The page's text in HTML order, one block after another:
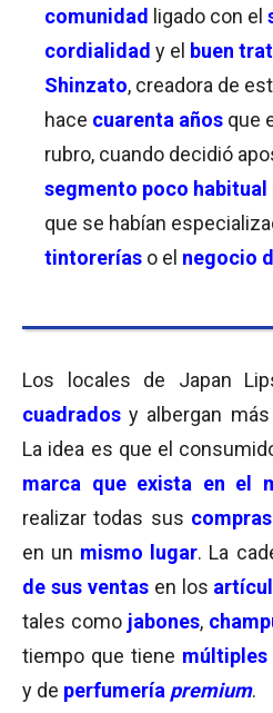
comunidad
ligado con el
cordialidad y el buen
Shinzato, creadora de
hace cuarenta años que
rubro, cuando decidió
segmento poco habitual
que se habían
tintorerías o el negocio
Los locales de Japan
cuadrados y albergan
La idea es que el
marca que exista en el
realizar todas sus
en un mismo lugar. La
de sus ventasen los
tales como jabones,
tiempo que tiene
y de perfumería premium.